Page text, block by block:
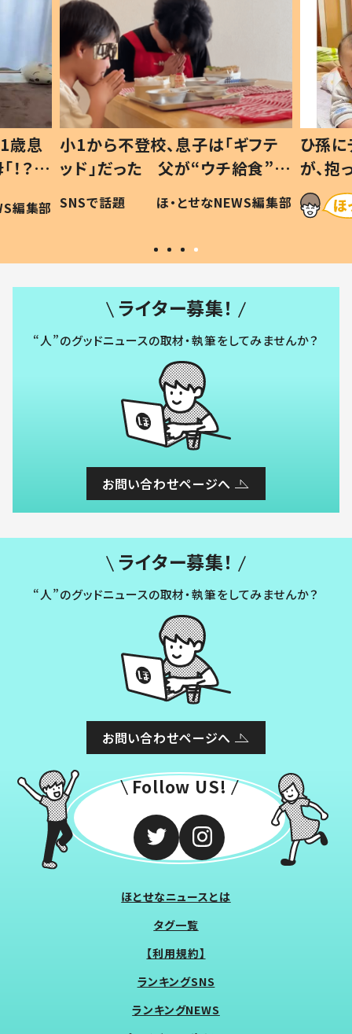
歳息
？」
編集部
小1から不登校、息子は「ギフテ
ッド」だった 父が“ウチ給食”を
作り続ける理由とは #令和の親
#令和の子
SNSで話題 ほ・とせなNEWS編集部
ひ孫
が、
「涙が
い」
ライター募集！
“人”のグッドニュースの取材・執筆をしてみませんか？
お問い合わせページへ
ライター募集！
“人”のグッドニュースの取材・執筆をしてみませんか？
お問い合わせページへ
Follow US!
ほとせなニュースとは
タグ一覧
【利用規約】
ランキングSNS
ランキングNEWS